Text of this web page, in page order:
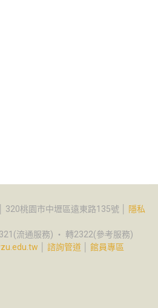
桃園市中壢區遠東路135號 │
隱私
流通服務) ‧ 轉2322(參考服務)
諮詢管道 館員專區